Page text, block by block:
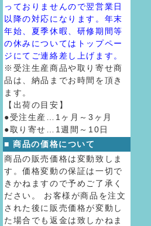
っておりませんので翌営業日
以降の対応になります。年末
年始、夏季休暇、研修期間等
の休みについてはトップペー
ジにてご連絡差し上げます。
※受注生産商品や取り寄せ商
品は、納品までお時間を頂き
ます。
【出荷の目安】
●受注生産…1ヶ月～3ヶ月
●取り寄せ…1週間～10日
■ 商品の価格について
商品の販売価格は変動致しま
す。価格変動の保証は一切で
きかねますので予めご了承く
ださい。 お客様が商品を注文
された後に販売価格が変動し
た場合でも返金は致しかねま